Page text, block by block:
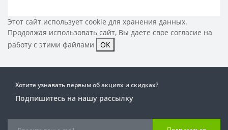
Этот сайт использует cookie для хранения данных.
Продолжая использовать сайт, Вы даете свое согласие на
работу с этими файлами
OK
Хотите узнавать первым об акциях и скидках?
Подпишитесь на нашу рассылку